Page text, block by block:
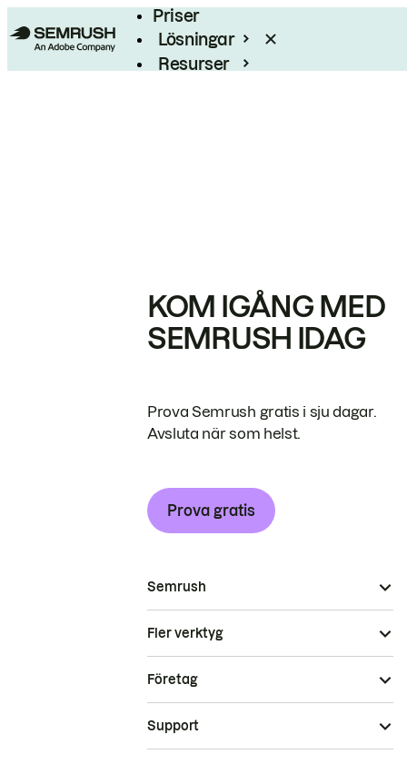
Priser
Lösningar
Resurser
KOM IGÅNG MED
SEMRUSH IDAG
Prova Semrush gratis i sju dagar.
Avsluta när som helst.
Prova gratis
Semrush
Fler verktyg
Företag
Support